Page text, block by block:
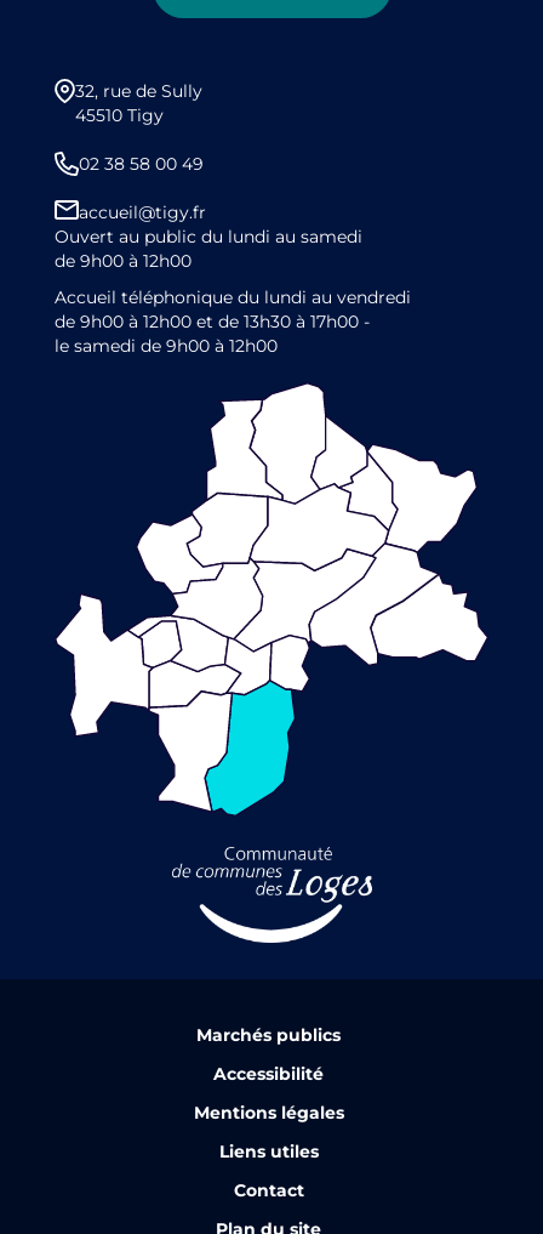
32, rue de Sully
45510 Tigy
02 38 58 00 49
accueil@tigy.fr
Ouvert au public du lundi au samedi
de 9h00 à 12h00
Accueil téléphonique du lundi au vendredi
de 9h00 à 12h00 et de 13h30 à 17h00 -
le samedi de 9h00 à 12h00
Marchés publics
Accessibilité
Mentions légales
Liens utiles
Contact
Plan du site